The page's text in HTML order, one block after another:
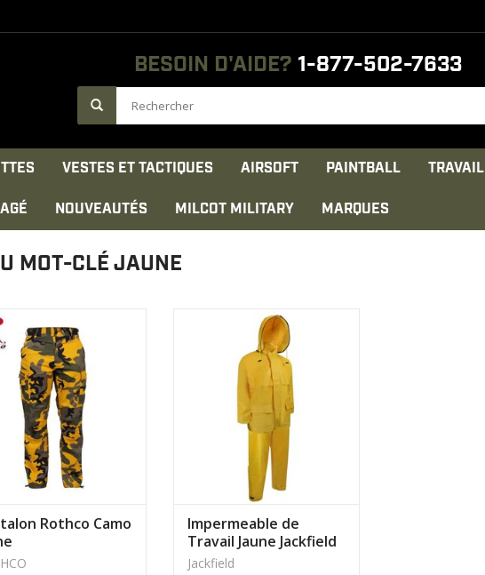
BESOIN D'AIDE? 1-877-502-7633
VESTES ET TACTIQUES AIRSOFT PAINTBALL TRAVAIL
NOUVEAUTÉS MILCOT MILITARY MARQUES
MOT-CLÉ JAUNE
BDU camouflage
de Rothco est fait de
sergé de poly / coton
et durable avec des
et des genoux renforcés.
pour être confortable et
construit pour durer.
AFFICHER LE PRODUIT
Rothco Camo
Toutes les coutures sont doubles
et sont scellées avec un ruban
d’étanchéité soudé par la
chaleur.
AFFICHER LE PRODUIT
Impermeable de
Travail Jaune Jackfield
420 Denier 2 MRC
Jackfield